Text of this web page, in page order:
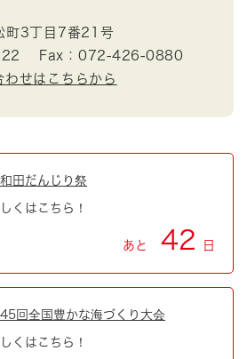
町3丁目7番21号
Fax：072-426-0880
わせはこちらから
田だんじり祭
くはこちら！
あと 42 日
回全国豊かな海づくり大会
くはこちら！